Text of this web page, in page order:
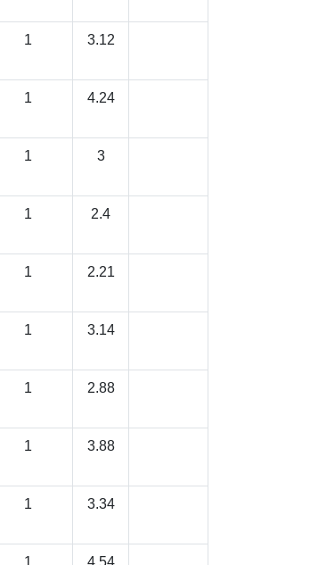
1 3.12
1 4.24
1 3
1 2.4
1 2.21
1 3.14
1 2.88
1 3.88
1 3.34
1 4.54